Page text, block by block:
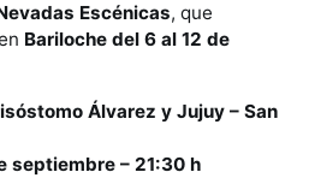
Escénicas, que
Bariloche del 6 al 12 de
Álvarez y Jujuy – San
septiembre – 21:30 h